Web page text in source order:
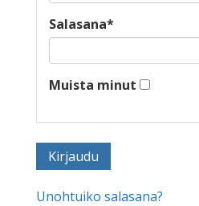
Salasana*
Muista minut
Unohtuiko salasana?